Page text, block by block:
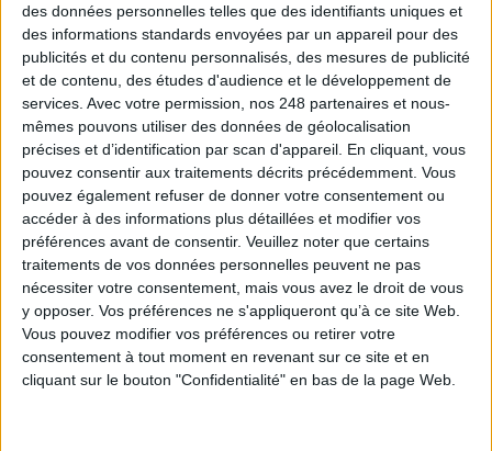
des données personnelles telles que des identifiants uniques et
des informations standards envoyées par un appareil pour des
publicités et du contenu personnalisés, des mesures de publicité
et de contenu, des études d'audience et le développement de
services. Avec votre permission, nos 248 partenaires et nous-
mêmes pouvons utiliser des données de géolocalisation
précises et d’identification par scan d'appareil. En cliquant, vous
pouvez consentir aux traitements décrits précédemment. Vous
pouvez également refuser de donner votre consentement ou
accéder à des informations plus détaillées et modifier vos
préférences avant de consentir. Veuillez noter que certains
traitements de vos données personnelles peuvent ne pas
nécessiter votre consentement, mais vous avez le droit de vous
y opposer. Vos préférences ne s'appliqueront qu’à ce site Web.
Vous pouvez modifier vos préférences ou retirer votre
consentement à tout moment en revenant sur ce site et en
cliquant sur le bouton "Confidentialité" en bas de la page Web.
Les derniers guides :
IA génératives : cas d’usage et retours d’expérience
Archivage physique et électronique : enjeux, méthodes et
outils
Stratégie data : tirez profit de l’intelligence des
données
LES DERNIÈRES PARUTIONS